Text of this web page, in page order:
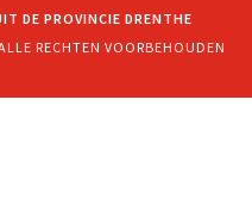
DE PROVINCIE DRENTHE
RECHTEN VOORBEHOUDEN